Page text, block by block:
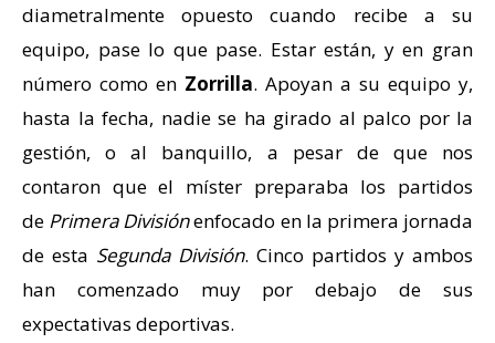
diametralmente opuesto cuando recibe a su
equipo, pase lo que pase. Estar están, y en gran
número como en Zorrilla. Apoyan a su equipo y,
hasta la fecha, nadie se ha girado al palco por la
gestión, o al banquillo, a pesar de que nos
contaron que el míster preparaba los partidos
de Primera Divisiónenfocado en la primera jornada
de esta Segunda División. Cinco partidos y ambos
han comenzado muy por debajo de sus
expectativas deportivas.